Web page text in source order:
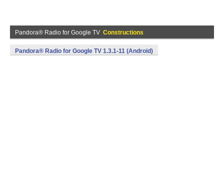
Pandora® Radio for Google TV Constructions
Pandora® Radio for Google TV 1.3.1-11 (Android)